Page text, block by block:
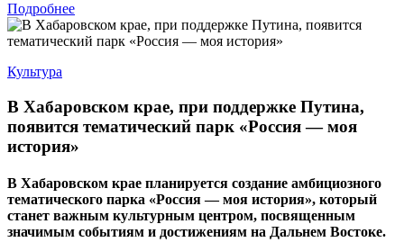
Подробнее
Культура
В Хабаровском крае, при поддержке Путина,
появится тематический парк «Россия — моя
история»
В Хабаровском крае планируется создание амбициозного
тематического парка «Россия — моя история», который
станет важным культурным центром, посвященным
значимым событиям и достижениям на Дальнем Востоке.